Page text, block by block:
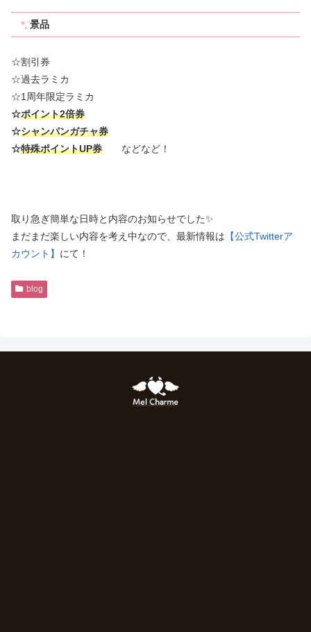
景品
☆割引券
☆過去ラミカ
☆1周年限定ラミカ
☆ポイント2倍券
☆シャンパンガチャ券
☆特殊ポイントUP券 などなど！
取り急ぎ簡単な日時と内容のお知らせでした✨
まだまだ楽しい内容を考え中なので、最新情報は 【公式Twitterア
カウント】 にて！
blog